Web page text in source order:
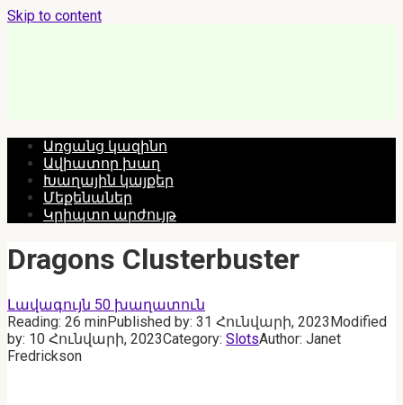
Skip to content
Առցանց կազինո
Ավիատոր խաղ
Խաղային կայքեր
Մեքենաներ
Կրիպտո արժույթ
Dragons Clusterbuster
Լավագույն 50 խաղատուն
Reading: 26 minPublished by: 31 Հունվարի, 2023Modified
by: 10 Հունվարի, 2023Category: SlotsAuthor: Janet
Fredrickson